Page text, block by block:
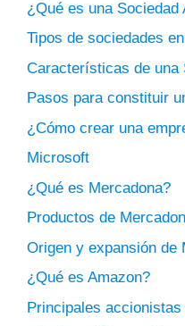
¿Qué es una Sociedad
Tipos de sociedades
Características de una
Pasos para constituir
¿Cómo crear una
Microsoft
¿Qué es Mercadona?
Productos de
Origen y expansión de
¿Qué es Amazon?
Principales accionistas